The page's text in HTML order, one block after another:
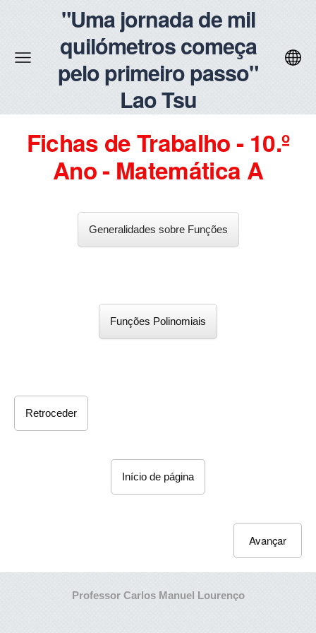
"Uma jornada de mil
quilómetros começa
pelo primeiro passo"
Lao Tsu
Fichas de Trabalho - 10.º
Ano - Matemática A
Generalidades sobre Funções
Funções Polinomiais
Retroceder
Início de página
Avançar
Professor Carlos Manuel Lourenço